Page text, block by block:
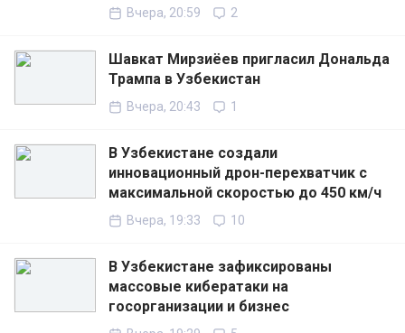
Вчера, 20:59 2
Шавкат Мирзиёев пригласил Дональда
Трампа в Узбекистан
Вчера, 20:43 1
В Узбекистане создали
инновационный дрон-перехватчик с
максимальной скоростью до 450 км/ч
Вчера, 19:33 10
В Узбекистане зафиксированы
массовые кибератаки на
госорганизации и бизнес